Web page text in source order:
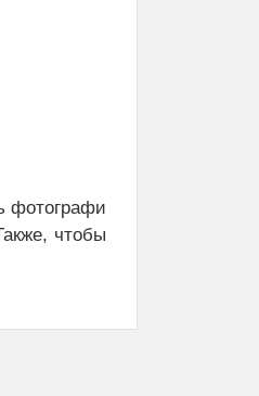
фотографи
чтобы